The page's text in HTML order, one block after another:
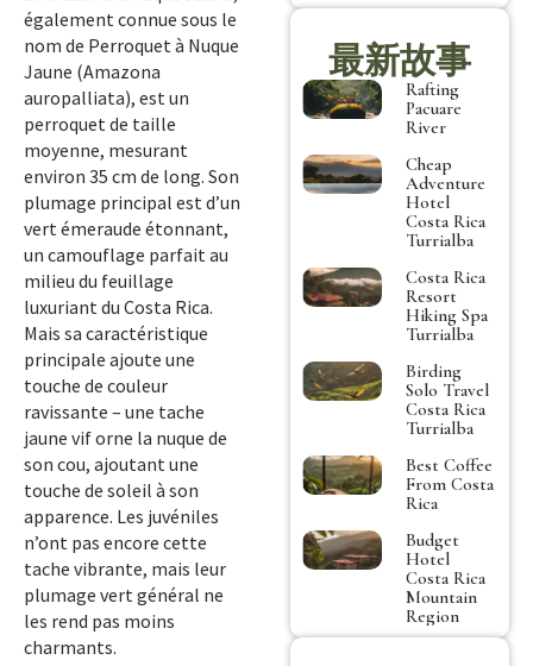
également connue sous le
nom de Perroquet à Nuque
Jaune (Amazona
auropalliata), est un
perroquet de taille
moyenne, mesurant
environ 35 cm de long. Son
plumage principal est d’un
vert émeraude étonnant,
un camouflage parfait au
milieu du feuillage
luxuriant du Costa Rica.
Mais sa caractéristique
principale ajoute une
touche de couleur
ravissante – une tache
jaune vif orne la nuque de
son cou, ajoutant une
touche de soleil à son
apparence. Les juvéniles
n’ont pas encore cette
tache vibrante, mais leur
plumage vert général ne
les rend pas moins
charmants.
最新故事
Rafting
Pacuare
River
Cheap
Adventure
Hotel
Costa Rica
Turrialba
Costa Rica
Resort
Hiking Spa
Turrialba
Birding
Solo Travel
Costa Rica
Turrialba
Best Coffee
From Costa
Rica
Budget
Hotel
Costa Rica
Mountain
Region